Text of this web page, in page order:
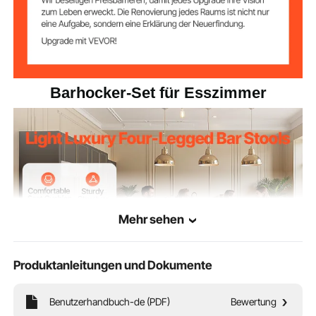
Barhocker-Set für Esszimmer
Mehr sehen
Produktanleitungen und Dokumente
Benutzerhandbuch-de (PDF) Bewertung